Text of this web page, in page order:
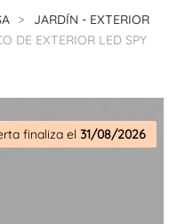
JARDÍN - EXTERIOR
DE EXTERIOR LED SPY
finaliza el 31/08/2026